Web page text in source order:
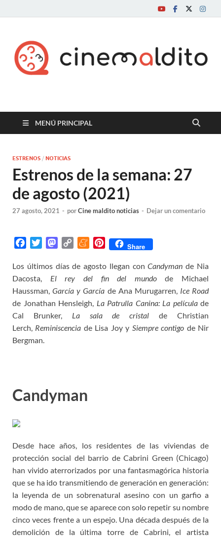
Cine maldito
MENÚ PRINCIPAL
ESTRENOS / NOTICIAS
Estrenos de la semana: 27
de agosto (2021)
27 agosto, 2021 - porCine maldito noticias - Dejar un comentario
c
e
b
o
k
i
t
e
r
M
s
o
d
o
n
p
y
L
i
n
k
M
n
e
a
m
e
P
n
t
e
r
s
Share
Los últimos días de agosto llegan conCandyman de Nia
Dacosta, El rey del fin del mundode Michael
Haussman,García y García de Ana Murugarren, Ice Road
de Jonathan Hensleigh, La Patrulla Canina: La películade
Cal Brunker, La sala de cristal de Christian
Lerch, Reminiscencia de Lisa Joy y Siempre contigo de Nir
Bergman.
Candyman
Desde hace años, los residentes de las viviendas de
protección social del barrio de Cabrini Green (Chicago)
han vivido aterrorizados por una fantasmagórica historia
que se ha ido transmitiendo de generación en generación:
la leyenda de un sobrenatural asesino con un garfio a
modo de mano, que se aparece con solo repetir su nombre
cinco veces frente a un espejo. Una década después de la
demolición de la última torre de Cabrini, el artista